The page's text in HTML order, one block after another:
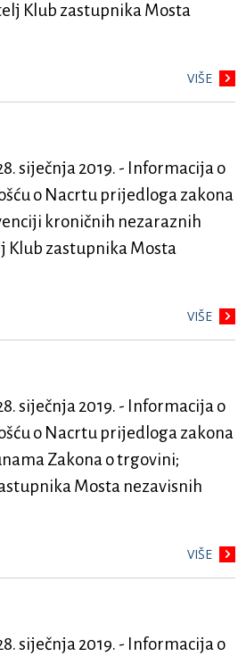
Klub zastupnika Mosta
VIŠE
siječnja 2019. - Informacija o
o Nacrtu prijedloga zakona
kroničnih nezaraznih
Klub zastupnika Mosta
VIŠE
siječnja 2019. - Informacija o
o Nacrtu prijedloga zakona
Zakona o trgovini;
Mosta nezavisnih
VIŠE
siječnja 2019. - Informacija o